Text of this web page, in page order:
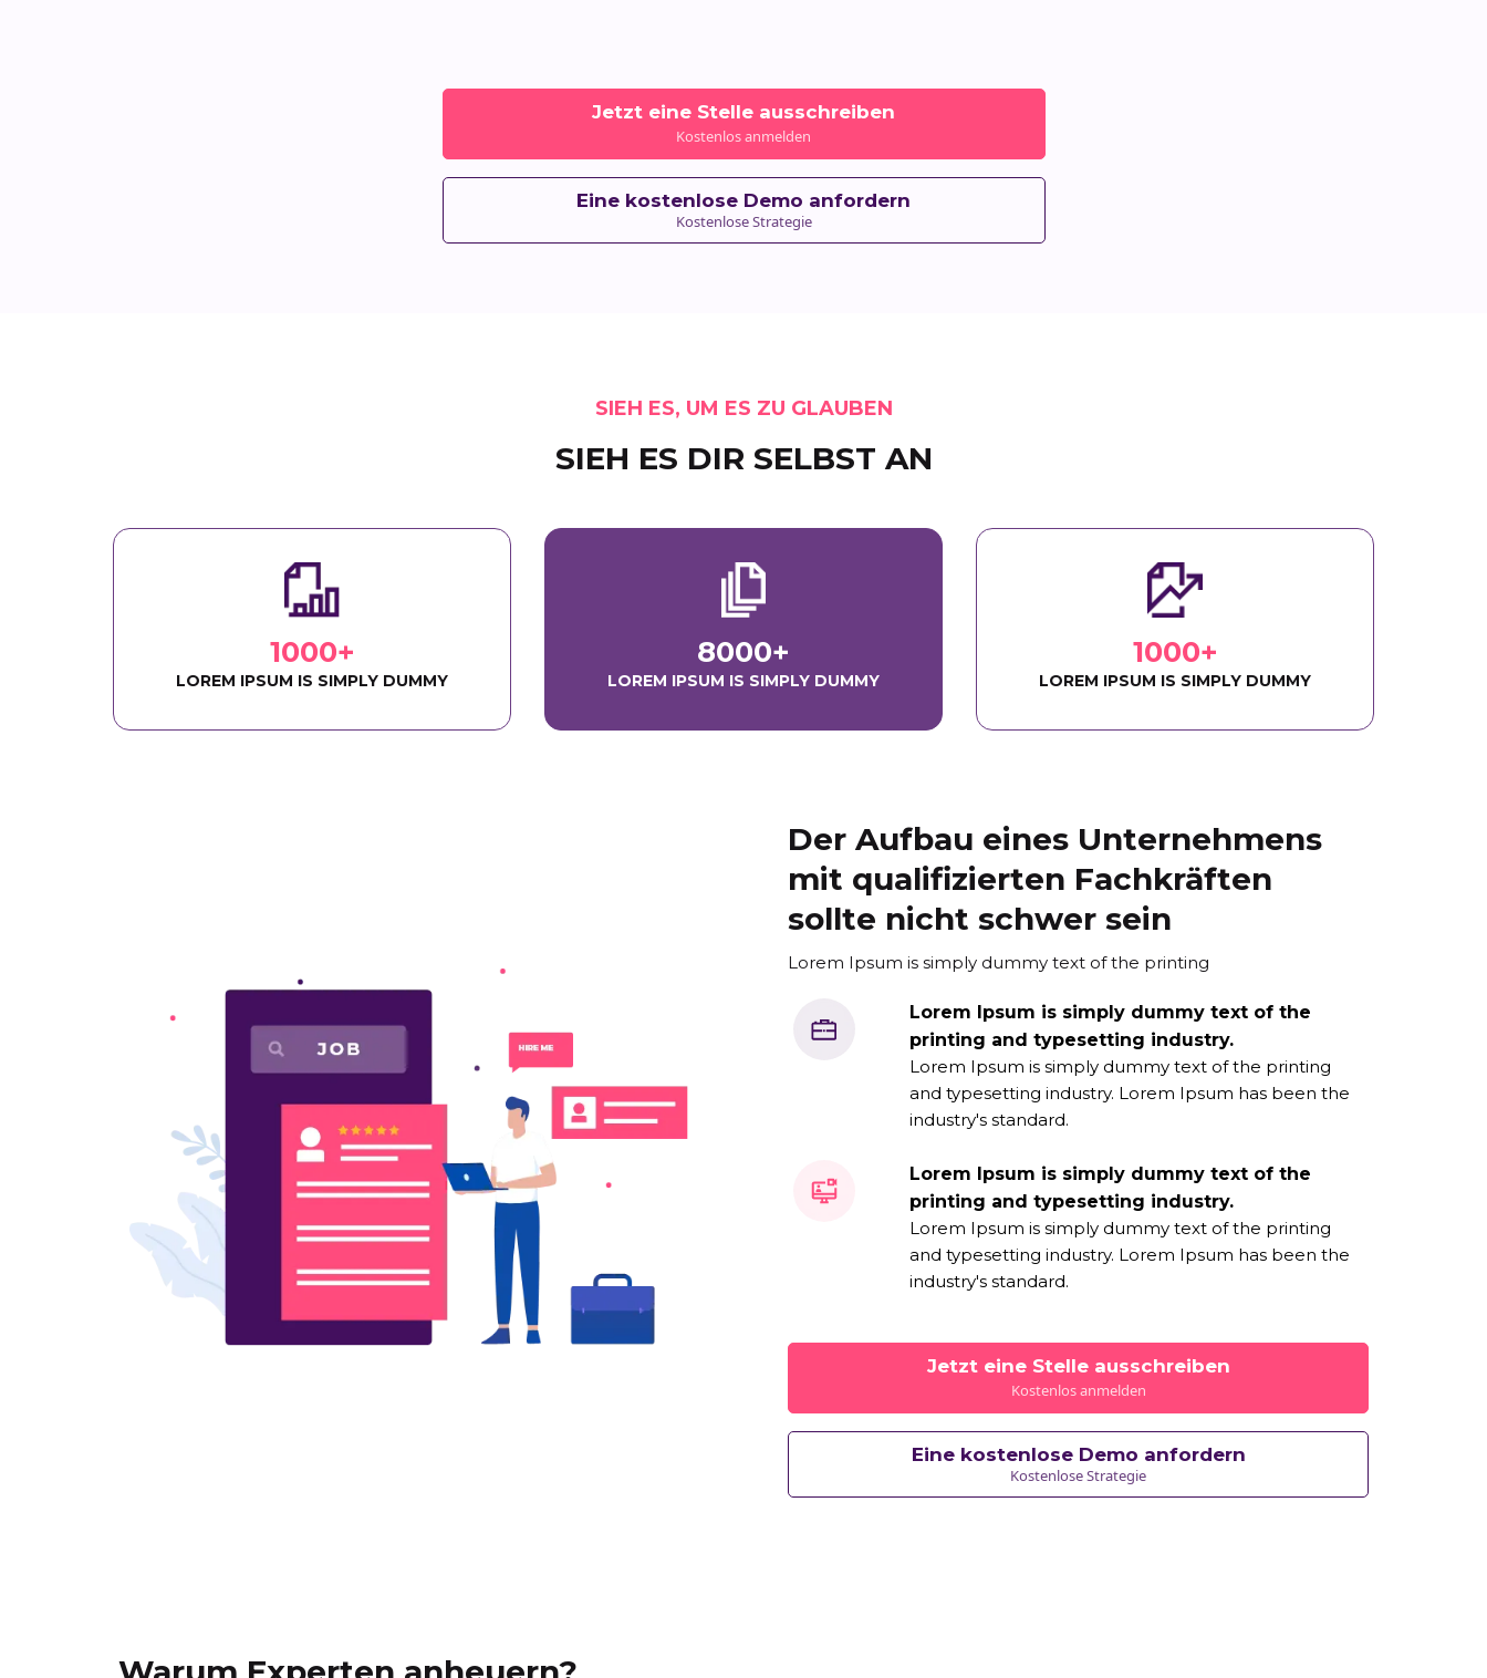
Jetzt eine Stelle ausschreiben
Kostenlos anmelden
Eine kostenlose Demo anfordern
Kostenlose Strategie
SIEH ES, UM ES ZU GLAUBEN
SIEH ES DIR SELBST AN
1000+
LOREM IPSUM IS SIMPLY DUMMY
8000+
LOREM IPSUM IS SIMPLY DUMMY
1000+
LOREM IPSUM IS SIMPLY DUMMY
Der Aufbau eines Unternehmens
mit qualifizierten Fachkräften
sollte nicht schwer sein
Lorem Ipsum is simply dummy text of the printing
Lorem Ipsum is simply dummy text of the
printing and typesetting industry.
Lorem Ipsum is simply dummy text of the printing
and typesetting industry. Lorem Ipsum has been the
industry's standard.
Lorem Ipsum is simply dummy text of the
printing and typesetting industry.
Lorem Ipsum is simply dummy text of the printing
and typesetting industry. Lorem Ipsum has been the
industry's standard.
Jetzt eine Stelle ausschreiben
Kostenlos anmelden
Eine kostenlose Demo anfordern
Kostenlose Strategie